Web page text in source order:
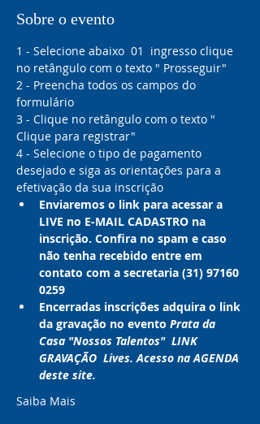
Sobre o evento
1 - Selecione abaixo  01  ingresso clique
no retângulo com o texto " Prosseguir"
2 - Preencha todos os campos do
formulário
3 - Clique no retângulo com o texto "
Clique para registrar"
4 - Selecione o tipo de pagamento
desejado e siga as orientações para a
efetivação da sua inscrição
Enviaremos o link para acessar a
LIVE no E-MAIL CADASTRO na
inscrição. Confira no spam e caso
não tenha recebido entre em
contato com a secretaria (31) 97160
0259
Encerradas inscrições adquira o link
da gravação no evento Prata da
Casa "Nossos Talentos"  LINK
GRAVAÇÃO  Lives. Acesso na AGENDA
deste site.
Saiba Mais